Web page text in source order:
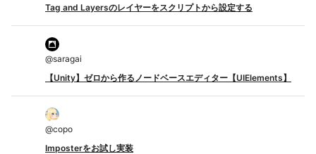
Tag and Layersのレイヤーをスクリプトから設定する
@saragai
【Unity】ゼロから作るノードベースエディター【UIElements】
@copo
Imposterをお試し実装